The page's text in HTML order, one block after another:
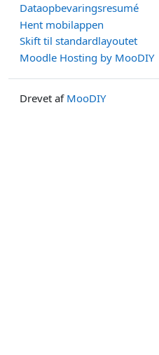
Dataopbevaringsresumé
Hent mobilappen
Skift til standardlayoutet
Moodle Hosting by MooDIY
Drevet af MooDIY